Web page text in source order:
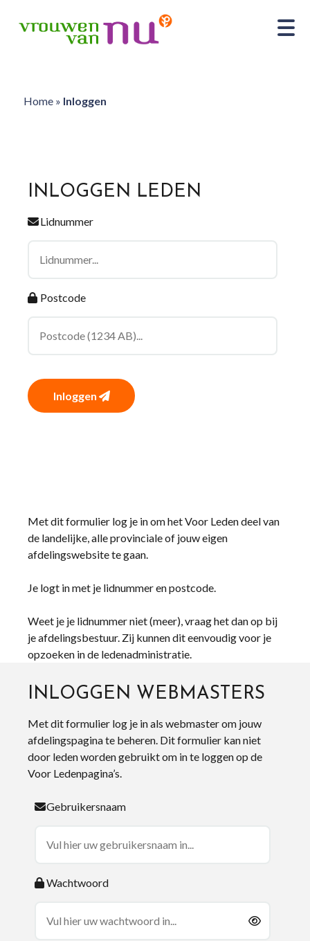
Home» Inloggen
INLOGGEN LEDEN
Lidnummer
Postcode
Inloggen
Met dit formulier log je in om het Voor Leden deel van
de landelijke, alle provinciale of jouw eigen
afdelingswebsite te gaan.
Je logt in met je lidnummer en postcode.
Weet je je lidnummer niet (meer), vraag het dan op bij
je afdelingsbestuur. Zij kunnen dit eenvoudig voor je
opzoeken in de ledenadministratie.
INLOGGEN WEBMASTERS
Met dit formulier log je in als webmaster om jouw
afdelingspagina te beheren. Dit formulier kan niet
door leden worden gebruikt om in te loggen op de
Voor Ledenpagina’s.
Gebruikersnaam
Wachtwoord